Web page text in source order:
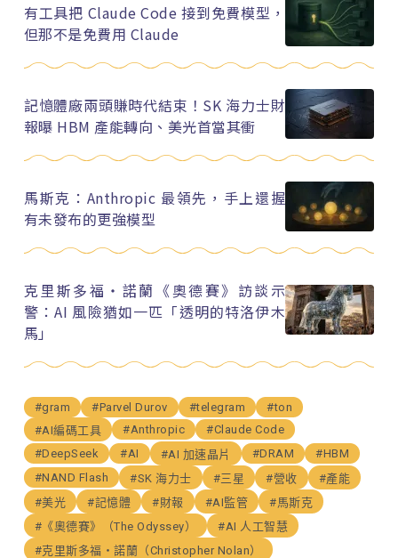
有工具把 Claude Code 接到免費模型，
但那不是免費用 Claude
記憶體廠兩頭賺時代結束！SK 海力士財
報曝 HBM 產能轉向、美光首當其衝
馬斯克：Anthropic 最領先，手上還握
有未發布的更強模型
克里斯多福・諾蘭《奧德賽》訪談示
警：AI 風險猶如一匹「透明的特洛伊木
馬」
#gram #Parvel Durov #telegram
#ton
#AI編碼工具
#Anthropic
#Claude Code
#DeepSeek
#AI #AI 加速晶片 #DRAM
#HBM
#NAND Flash
#SK 海力士 #三星 #營收
#產能
#美光
#記憶體 #財報 #AI監管
#馬斯克
#《奧德賽》（The Odyssey）
#AI 人工智慧
#克里斯多福・諾蘭（Christopher Nolan）